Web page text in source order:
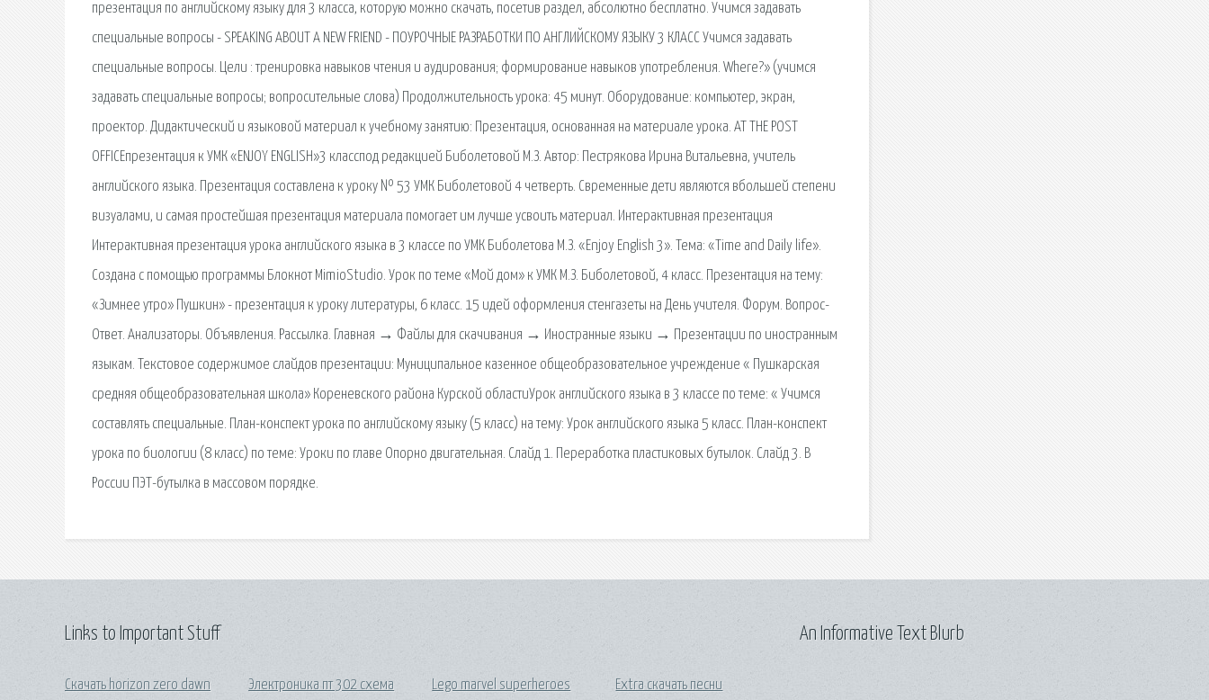
презентация по английскому языку для 3 класса, которую можно скачать, посетив раздел, абсолютно бесплатно. Учимся задавать
специальные вопросы - SPEAKING ABOUT A NEW FRIEND - ПОУРОЧНЫЕ РАЗРАБОТКИ ПО АНГЛИЙСКОМУ ЯЗЫКУ 3 КЛАСС Учимся задавать
специальные вопросы. Цели : тренировка навыков чтения и аудирования; формирование навыков употребления. Where?» (учимся
задавать специальные вопросы; вопросительные слова) Продолжительность урока: 45 минут. Оборудование: компьютер, экран,
проектор. Дидактический и языковой материал к учебному занятию: Презентация, основанная на материале урока. AT THE POST
OFFICEпрезентация к УМК «ENJOY ENGLISH»3 класспод редакцией Биболетовой М.З. Автор: Пестрякова Ирина Витальевна, учитель
английского языка. Презентация составлена к уроку № 53 УМК Биболетовой 4 четверть. Свременные дети являются вбольшей степени
визуалами, и самая простейшая презентация материала помогает им лучше усвоить материал. Интерактивная презентация
Интерактивная презентация урока английского языка в 3 классе по УМК Биболетова М.З. «Enjoy English 3». Тема: «Time and Daily life».
Создана с помощью программы Блокнот MimioStudio. Урок по теме «Мой дом» к УМК М.З. Биболетовой, 4 класс. Презентация на тему:
«Зимнее утро» Пушкин» - презентация к уроку литературы, 6 класс. 15 идей оформления стенгазеты на День учителя. Форум. Вопрос-
Ответ. Анализаторы. Объявления. Рассылка. Главная → Файлы для скачивания → Иностранные языки → Презентации по иностранным
языкам. Текстовое содержимое слайдов презентации: Муниципальное казенное общеобразовательное учреждение « Пушкарская
средняя общеобразовательная школа» Кореневского района Курской областиУрок английского языка в 3 классе по теме: « Учимся
составлять специальные. План-конспект урока по английскому языку (5 класс) на тему: Урок английского языка 5 класс. План-конспект
урока по биологии (8 класс) по теме: Уроки по главе Опорно двигательная. Слайд 1. Переработка пластиковых бутылок. Слайд 3. В
России ПЭТ-бутылка в массовом порядке.
Links to Important Stuff
Скачать horizon zero dawn Электроника пт 302 схема Lego marvel superheroes Extra скачать песни
An Informative Text Blurb